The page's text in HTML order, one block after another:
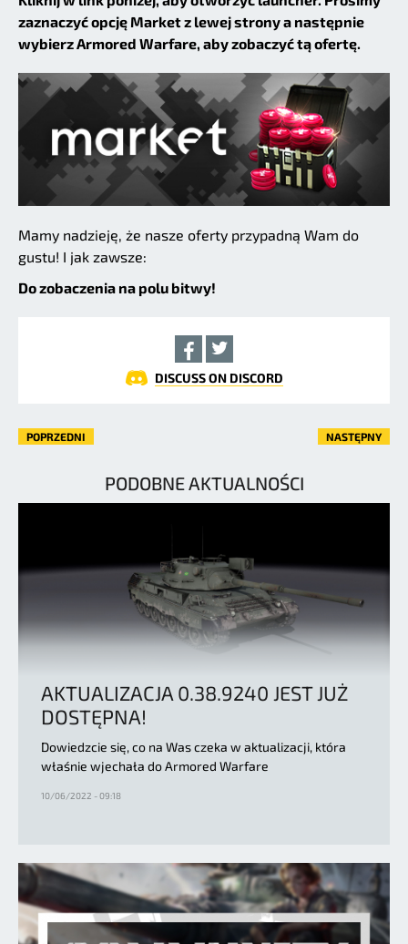
zaznaczyć opcję Market z lewej strony a następnie
wybierz Armored Warfare, aby zobaczyć tą ofertę.
Mamy nadzieję, że nasze oferty przypadną Wam do
gustu! I jak zawsze:
Do zobaczenia na polu bitwy!
DISCUSS ON DISCORD
POPRZEDNI NASTĘPNY
PODOBNE AKTUALNOŚCI
AKTUALIZACJA 0.38.9240 JEST JUŻ
DOSTĘPNA!
Dowiedzcie się, co na Was czeka w aktualizacji, która
właśnie wjechała do Armored Warfare
10/06/2022 - 09:18